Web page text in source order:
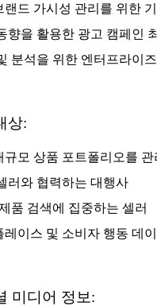
랜드 가시성 관리를 위한
향을 활용한 광고 캠페인
분석을 위한 엔터프라이
상:
규모 상품 포트폴리오를 관
러와 협력하는 대행사
품 검색에 집중하는 셀러
레이스 및 소비자 행동 데
미디어 정보: